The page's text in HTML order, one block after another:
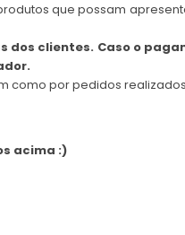
que possam
dos clientes. Caso o
como por pedidos
acima :)